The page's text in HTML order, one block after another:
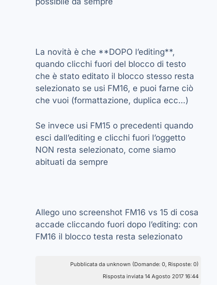
La novità è che **DOPO l’editing**,
quando clicchi fuori del blocco di testo
che è stato editato il blocco stesso resta
selezionato se usi FM16, e puoi farne ciò
che vuoi (formattazione, duplica ecc…)
Se invece usi FM15 o precedenti quando
esci dall’editing e clicchi fuori l’oggetto
NON resta selezionato, come siamo
abituati da sempre
Allego uno screenshot FM16 vs 15 di cosa
accade cliccando fuori dopo l’editing: con
FM16 il blocco testa resta selezionato
Pubblicata da unknown (Domande: 0, Risposte: 0)
Risposta inviata 14 Agosto 2017 16:44